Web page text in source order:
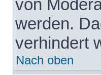
von
werden.
verhindert
Nach oben